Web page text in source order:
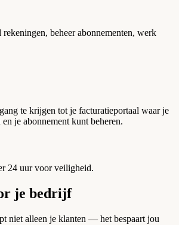
beheer abonnementen, werk
te krijgen tot je facturatieportaal waar je
je abonnement kunt beheren.
24 uur voor veiligheid.
je bedrijf
niet alleen je klanten — het bespaart jou